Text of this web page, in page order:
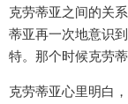
克劳蒂亚之间的关
蒂亚再一次地意识
特。那个时候克劳
克劳蒂亚心里明白